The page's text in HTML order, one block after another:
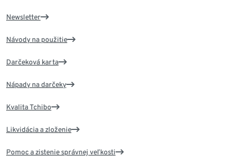
Newsletter
Návody na použitie
Darčeková karta
Nápady na darčeky
Kvalita Tchibo
Likvidácia a zloženie
Pomoc a zistenie správnej veľkosti